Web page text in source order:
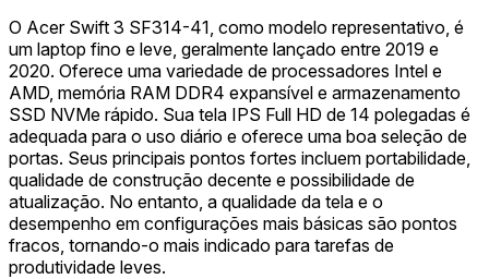
O Acer Swift 3 SF314-41, como modelo representativo, é
um laptop fino e leve, geralmente lançado entre 2019 e
2020. Oferece uma variedade de processadores Intel e
AMD, memória RAM DDR4 expansível e armazenamento
SSD NVMe rápido. Sua tela IPS Full HD de 14 polegadas é
adequada para o uso diário e oferece uma boa seleção de
portas. Seus principais pontos fortes incluem portabilidade,
qualidade de construção decente e possibilidade de
atualização. No entanto, a qualidade da tela e o
desempenho em configurações mais básicas são pontos
fracos, tornando-o mais indicado para tarefas de
produtividade leves.